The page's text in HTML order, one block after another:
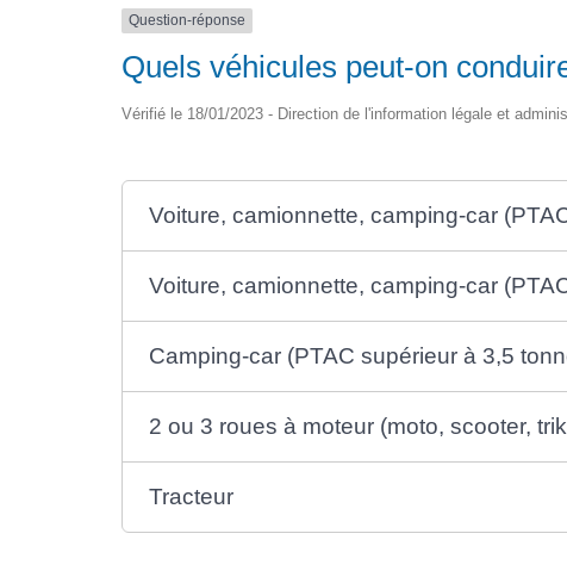
Question-réponse
Quels véhicules peut-on
Vérifié le 18/01/2023 - Direction de l'information légale et
Voiture, camionnette, camping-car
Voiture, camionnette, camping-car
Camping-car (PTAC supérieur à 3,5
2 ou 3 roues à moteur (moto, scooter,
Tracteur